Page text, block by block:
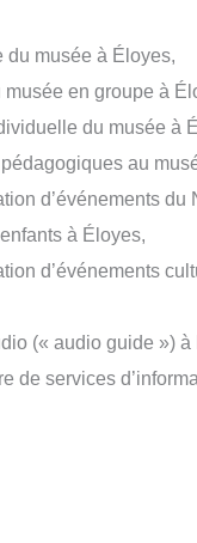
du musée à Éloyes,
en groupe à
du musée à
au
d’événements du
à Éloyes,
d’événements
(« audio guide ») à
de services